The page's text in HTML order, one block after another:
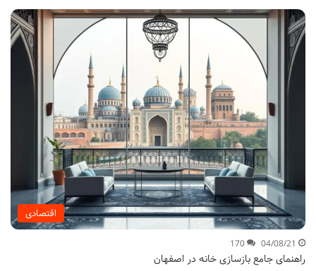
اقتصادی
04/08/21
170
راهنمای جامع بازسازی خانه در اصفهان